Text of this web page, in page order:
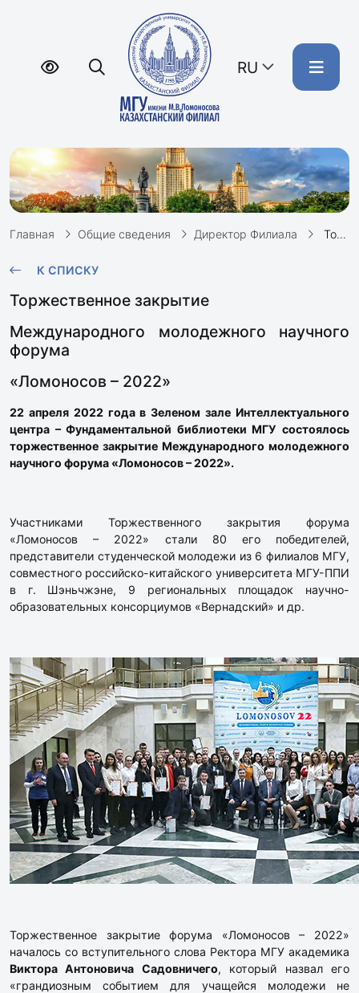
RU
Главная Общие сведения Директор Филиала Торжественное закрытие Международного молодежного научного форума «Ломоносов – 2022»
К СПИСКУ
Торжественное закрытие
Международного молодежного научного
форума
«Ломоносов – 2022»
22 апреля 2022 года в Зеленом зале Интеллектуального
центра – Фундаментальной библиотеки МГУ состоялось
торжественное закрытие Международного молодежного
научного форума «Ломоносов – 2022».
Участниками Торжественного закрытия форума
«Ломоносов – 2022» стали 80 его победителей,
представители студенческой молодежи из 6 филиалов МГУ,
совместного российско-китайского университета МГУ-ППИ
в г. Шэньчжэне, 9 региональных площадок научно-
образовательных консорциумов «Вернадский» и др.
Торжественное закрытие форума «Ломоносов – 2022»
началось со вступительного слова Ректора МГУ академика
Виктора Антоновича Садовничего, который назвал его
«грандиозным событием для учащейся молодежи не